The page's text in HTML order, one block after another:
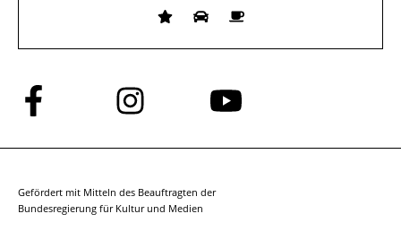
Folge
uns
auf
Folge
uns
auf
Folge
auf
Gefördert mit Mitteln des Beauftragten der
Bundesregierung für Kultur und Medien